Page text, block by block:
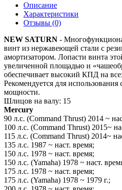
Описание
Характеристики
Отзывы (0)
NEW SATURN -
винт из нержавеющей стали с
амортизатором. Лопасти винта
увеличенной площадью и
обеспечивает высокий КПД на
Рекомендуется для использования
мощности.
Шлицов на валу: 15
Mercury
90 л.с. (Command Thrust) 2014 ~
100 л.с. (Command Thrust) 2015~
115 л.с. (Command Thrust) 2014~
135 л.с. 1987 ~ наст. время;
150 л.с. 1978 ~ наст. время;
150 л.с. (Yamaha) 1978 ~ наст.
175 л.с. 1978 ~ наст. время;
175 л.с. (Yamaha) 1978 ~ 1979 г.;